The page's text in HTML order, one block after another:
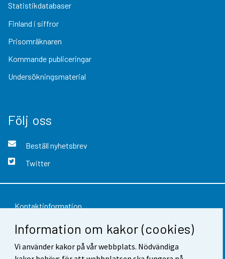
Information om kakor (cookies)
Vi använder kakor på vår webbplats. Nödvändiga
Statistikdatabaser
Finland i siffror
Prisomräknaren
Kommande publiceringar
Undersökningsmaterial
Följ oss
Beställ nyhetsbrev
Twitter
Kontaktinformation
Respons
Användarvillkor